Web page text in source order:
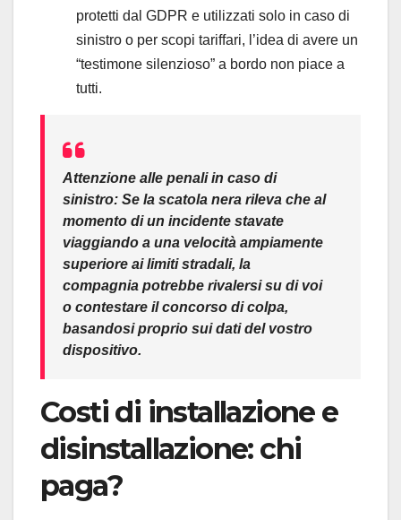
protetti dal GDPR e utilizzati solo in caso di
sinistro o per scopi tariffari, l’idea di avere un
“testimone silenzioso” a bordo non piace a
tutti.
Attenzione alle penali in caso di
sinistro: Se la scatola nera rileva che al
momento di un incidente stavate
viaggiando a una velocità ampiamente
superiore ai limiti stradali, la
compagnia potrebbe rivalersi su di voi
o contestare il concorso di colpa,
basandosi proprio sui dati del vostro
dispositivo.
Costi di installazione e
disinstallazione: chi
paga?